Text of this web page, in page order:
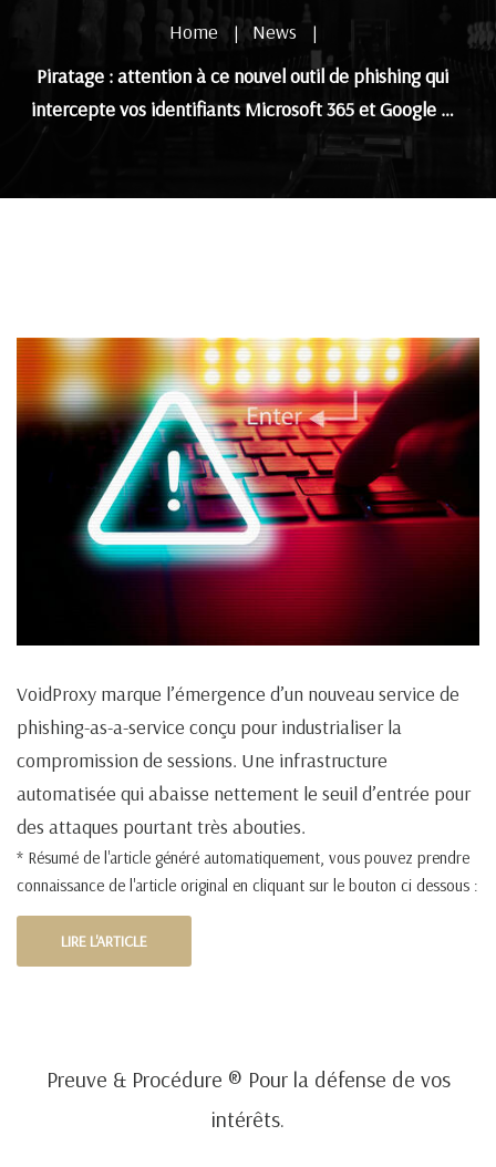
Home | News |
Piratage : attention à ce nouvel outil de phishing qui
intercepte vos identifiants Microsoft 365 et Google …
VoidProxy marque l’émergence d’un nouveau service de
phishing-as-a-service conçu pour industrialiser la
compromission de sessions. Une infrastructure
automatisée qui abaisse nettement le seuil d’entrée pour
des attaques pourtant très abouties.
* Résumé de l'article généré automatiquement, vous pouvez prendre
connaissance de l'article original en cliquant sur le bouton ci dessous :
LIRE L'ARTICLE
Preuve & Procédure ® Pour la défense de vos
intérêts.